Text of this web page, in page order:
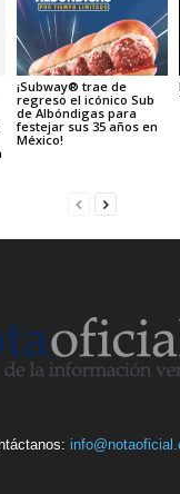
¡Subway® trae de
regreso el icónico Sub
de Albóndigas para
festejar sus 35 años en
México!